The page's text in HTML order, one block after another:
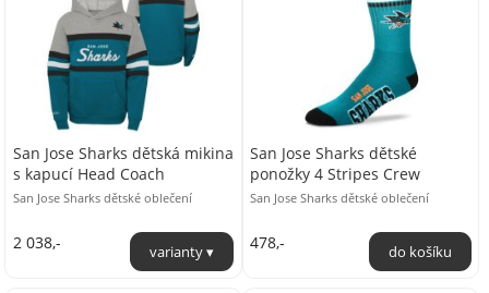
San Jose Sharks dětská mikina
s kapucí Head Coach
San Jose Sharks dětské oblečení
2 038,-
San Jose Sharks dětské
ponožky 4 Stripes Crew
San Jose Sharks dětské oblečení
478,-